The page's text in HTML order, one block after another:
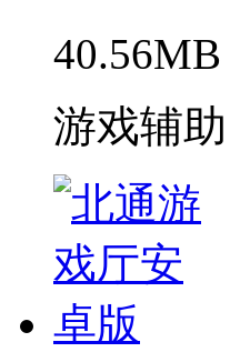
40.56MB
游戏辅助